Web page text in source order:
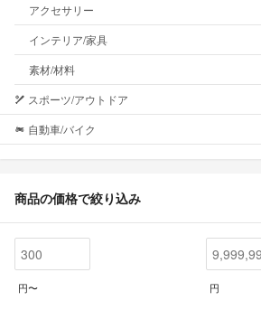
アクセサリー
インテリア/家具
素材/材料
スポーツ/アウトドア
自動車/バイク
商品の価格で絞り込み
円〜 円